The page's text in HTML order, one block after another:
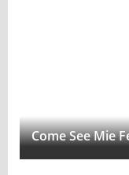
Come See Mie